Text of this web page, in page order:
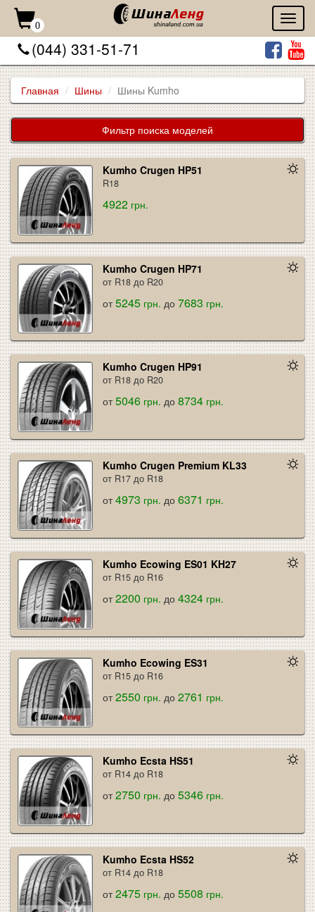
0
(044) 331-51-71
Главная Шины Шины Kumho
Фильтр поиска моделей
Kumho Crugen HP51
R18
4922 грн.
Kumho Crugen HP71
от R18 до R20
от5245 грн. до7683 грн.
Kumho Crugen HP91
от R18 до R20
от5046 грн. до8734 грн.
Kumho Crugen Premium KL33
от R17 до R18
от4973 грн. до6371 грн.
Kumho Ecowing ES01 KH27
от R15 до R16
от2200 грн. до4324 грн.
Kumho Ecowing ES31
от R15 до R16
от2550 грн. до2761 грн.
Kumho Ecsta HS51
от R14 до R18
от2750 грн. до5346 грн.
Kumho Ecsta HS52
от R14 до R18
от2475 грн. до5508 грн.